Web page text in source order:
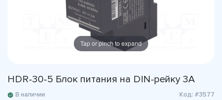
Tap or pinch to expand
HDR-30-5 Блок питания на DIN-рейку 3А
В наличии Код: #3577